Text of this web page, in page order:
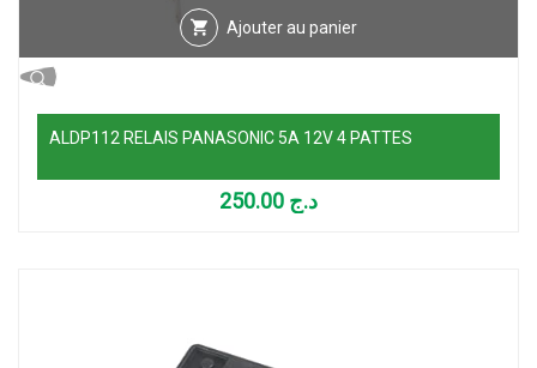
Ajouter au panier
ALDP112 RELAIS PANASONIC 5A 12V 4 PATTES
د.ج